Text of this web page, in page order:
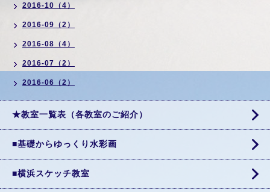
2016-10（4）
2016-09（2）
2016-08（4）
2016-07（2）
2016-06（2）
★教室一覧表（各教室のご紹介）
■基礎からゆっくり水彩画
■横浜スケッチ教室